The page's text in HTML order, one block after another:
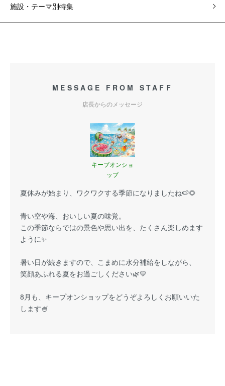
施設・テーマ別特集
MESSAGE FROM STAFF
店長からのメッセージ
キープオンショ
ップ
夏休みが始まり、ワクワクする季節になりましたね🍉🌻
青い空や海、おいしい夏の味覚。
この季節ならではの景色や思い出を、たくさん楽しめます
ように✨
暑い日が続きますので、こまめに水分補給をしながら、
笑顔あふれる夏をお過ごしください🌿💛
8月も、キープオンショップをどうぞよろしくお願いいた
します🍧